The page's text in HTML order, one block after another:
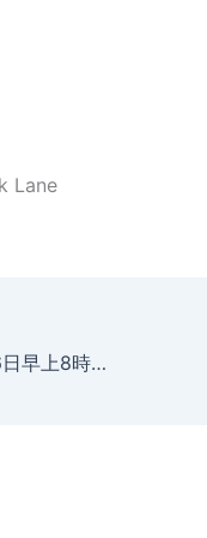
Lane
國泰假期新一期【Fanfares】5月26日早上8時開買。